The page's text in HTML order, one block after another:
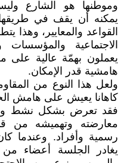
وموطنها هو الشارع
يمكنه أن يقف في
القواعد والمعايير، وهذا
الاجتماعية والمؤسسات
يعملون بهمّة عالية على
هامشية قدر الإمكان.
ولعل هذا النوع من
كاهانا يعيش على هامش
فقد تعرض بشكل نشط
معارضته وتهميشه من
رسمية وأفراد. وعندما
يغادر الجلسة أعضاء من